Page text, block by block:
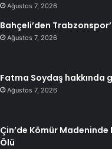
Ağustos 7, 2026
Bahçeli’den
Ağustos 7, 2026
Fatma Soydaş hakkında
Ağustos 7, 2026
Çin’de Kömür
Ölü